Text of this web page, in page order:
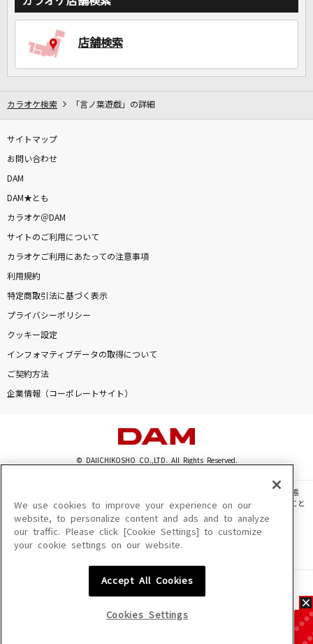
カラオケをもっと楽しもう！
店舗検索
カラオケ検索 「言ノ葉遊戯」の詳細
サイトマップ
お問い合わせ
DAM
DAM★とも
カラオケ＠DAM
サイトのご利用について
カラオケご利用にあたっての注意事項
利用規約
特定商取引法に基づく表示
プライバシーポリシー
クッキー設定
インフォマティブデータの取得について
ご契約方法
企業情報（コーポレートサイト）
© DAIICHIKOSHO CO.,LTD. All Rights Reserved.
このサイトに掲載されている一切の文章・画像・写真・動画・音声等を、手段や形態
を問わず、著作権法の定める範囲を超えて無断で複製、転載、ファイル化などすること
を禁じます。
楽曲及びコンテンツは、機種によりご利用いただけない場合があります。
楽曲及びコンテンツの配信日、配信内容が変更になる場合があります。
We use cookies to improve your experience on our
website, to personalize content and ads and to analyze
our traffic. Please click [Cookie Settings] to customize
your cookie settings on our website.
Accept All Cookies
Cookies Settings